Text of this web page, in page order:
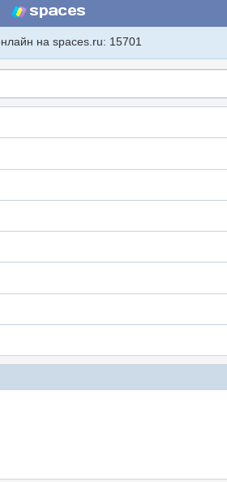
на spaces.ru: 15701